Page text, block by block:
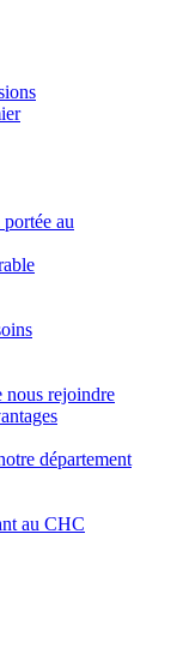
au
nous rejoindre
département
au CHC